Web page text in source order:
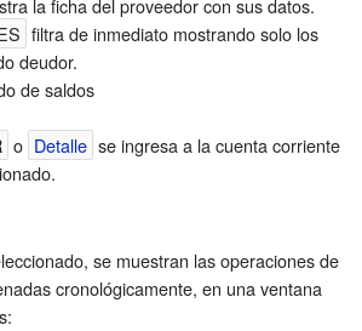
la ficha del proveedor con sus datos.
filtra de inmediato mostrando solo los
deudor.
de saldos
o Detalle se ingresa a la cuenta corriente
se muestran las operaciones de
cronológicamente, en una ventana